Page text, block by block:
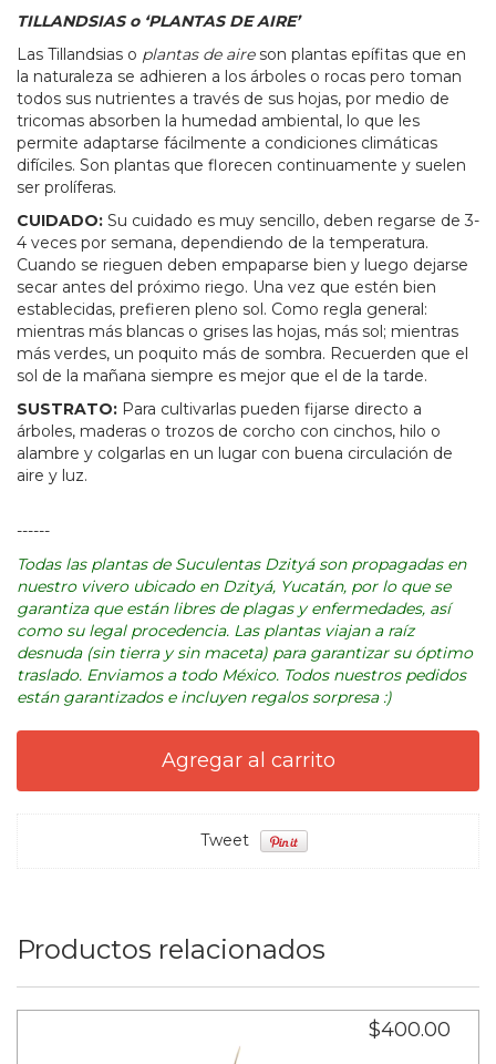
TILLANDSIAS o ‘PLANTAS DE AIRE’
Las Tillandsias o plantas de aireson plantas epífitas que en
la naturaleza se adhieren a los árboles o rocas pero toman
todos sus nutrientes a través de sus hojas, por medio de
tricomas absorben la humedad ambiental, lo que les
permite adaptarse fácilmente a condiciones climáticas
difíciles. Son plantas que florecen continuamente y suelen
ser prolíferas.
CUIDADO: Su cuidado es muy sencillo, deben regarse de 3-
4 veces por semana, dependiendo de la temperatura.
Cuando se rieguen deben empaparse bien y luego dejarse
secar antes del próximo riego. Una vez que estén bien
establecidas, prefieren pleno sol. Como regla general:
mientras más blancas o grises las hojas, más sol; mientras
más verdes, un poquito más de sombra. Recuerden que el
sol de la mañana siempre es mejor que el de la tarde.
SUSTRATO: Para cultivarlas pueden fijarse directo a
árboles, maderas o trozos de corcho con cinchos, hilo o
alambre y colgarlas en un lugar con buena circulación de
aire y luz.
------
Todas las plantas de Suculentas Dzityá son propagadas en
nuestro vivero ubicado en Dzityá, Yucatán, por lo que se
garantiza que están libres de plagas y enfermedades, así
como su legal procedencia. Las plantas viajan a raíz
desnuda (sin tierra y sin maceta) para garantizar su óptimo
traslado. Enviamos a todo México. Todos nuestros pedidos
están garantizados e incluyen regalos sorpresa :)
Tweet
Productos relacionados
$400.00